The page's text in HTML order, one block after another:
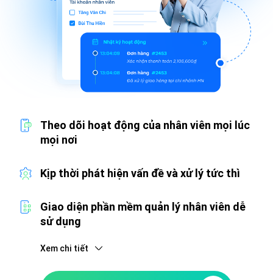
Theo dõi hoạt động của nhân viên mọi lúc
mọi nơi
Kịp thời phát hiện vấn đề và xử lý tức thì
Giao diện phần mềm quản lý nhân viên dễ
sử dụng
Xem chi tiết